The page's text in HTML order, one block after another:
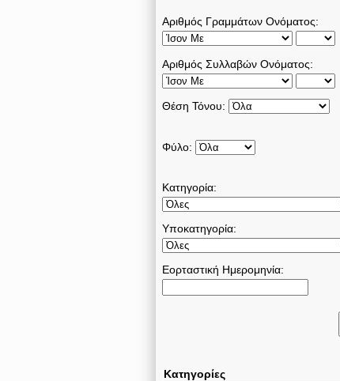
Αριθμός Γραμμάτων Ονόματος:
Αριθμός Συλλαβών Ονόματος:
Θέση Τόνου:
Φύλο:
Κατηγορία:
Υποκατηγορία:
Εορταστική Ημερομηνία:
Κατηγορίες